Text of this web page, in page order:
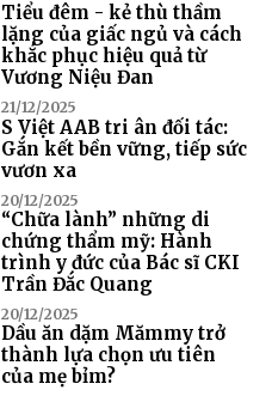
Tiểu đêm - kẻ thù thầm
lặng của giấc ngủ và cách
khắc phục hiệu quả từ
Vương Niệu Đan
21/12/2025
S Việt AAB tri ân đối tác:
Gắn kết bền vững, tiếp sức
vươn xa
20/12/2025
“Chữa lành” những di
chứng thẩm mỹ: Hành
trình y đức của Bác sĩ CKI
Trần Đắc Quang
20/12/2025
Dầu ăn dặm Mămmy trở
thành lựa chọn ưu tiên
của mẹ bỉm?